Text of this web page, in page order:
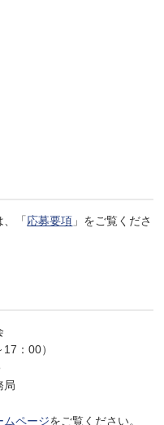
、「応募要項 」をご覧くださ
：00）
局
ムページをご覧ください。